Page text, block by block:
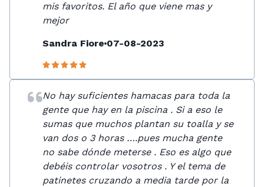
mis favoritos. El año que viene mas y
mejor
Sandra Fiore 07-08-2023
No hay suficientes hamacas para toda la
gente que hay en la piscina . Si a eso le
sumas que muchos plantan su toalla y se
van dos o 3 horas ….pues mucha gente
no sabe dónde meterse . Eso es algo que
debéis controlar vosotros . Y el tema de
patinetes cruzando a media tarde por la